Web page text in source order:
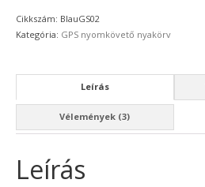
Cikkszám: BlauGS02
Kategória: GPS nyomkövető nyakörv
Leírás
Vélemények (3)
Leírás